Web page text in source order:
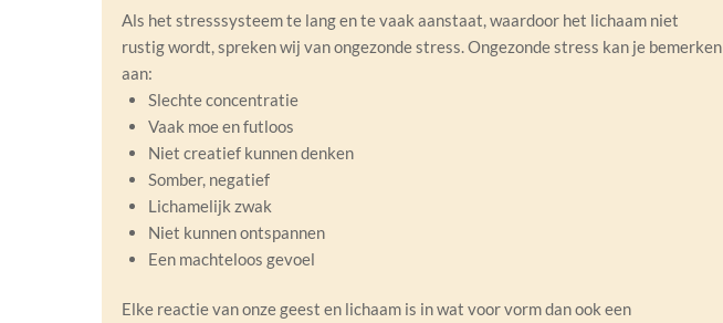
Als het stresssysteem te lang en te vaak aanstaat, waardoor het lichaam niet
rustig wordt, spreken wij van ongezonde stress. Ongezonde stress kan je bemerken
aan:
Slechte concentratie
Vaak moe en futloos
Niet creatief kunnen denken
Somber, negatief
Lichamelijk zwak
Niet kunnen ontspannen
Een machteloos gevoel
Elke reactie van onze geest en lichaam is in wat voor vorm dan ook een